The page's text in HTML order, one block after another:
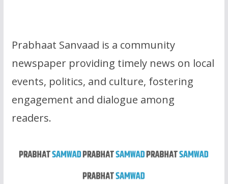
Prabhaat Sanvaad is a community
newspaper providing timely news on local
events, politics, and culture, fostering
engagement and dialogue among
readers.